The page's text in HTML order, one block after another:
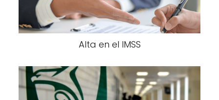
Alta en el IMSS